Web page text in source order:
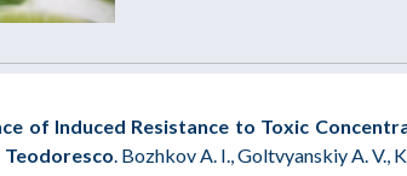
of Induced Resistance to Toxic
Teodoresco. Bozhkov A. I., Goltvyanskiy A. V.,